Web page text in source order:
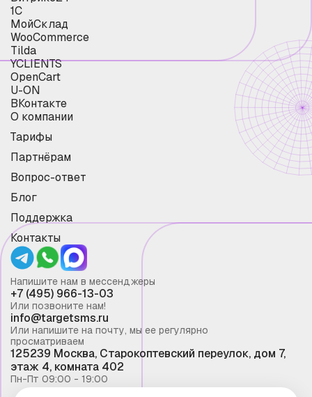
1С
МойСклад
WooCommerce
Tilda
YCLIENTS
OpenCart
U-ON
ВКонтакте
О компании
Тарифы
Партнёрам
Вопрос-ответ
Блог
Поддержка
Контакты
Напишите нам в мессенджеры
+7 (495) 966-13-03
Или позвоните нам!
info@targetsms.ru
Или напишите на почту, мы ее регулярно
просматриваем
125239 Москва, Старокоптевский переулок, дом 7,
этаж 4, комната 402
Пн-Пт 09:00 - 19:00